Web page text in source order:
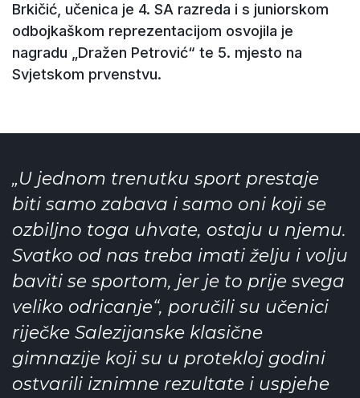
Brkičić, učenica je 4. SA razreda i s juniorskom
odbojkaškom reprezentacijom osvojila je
nagradu „Dražen Petrović“ te 5. mjesto na
Svjetskom prvenstvu.
„U jednom trenutku sport prestaje
biti samo zabava i samo oni koji se
ozbiljno toga uhvate, ostaju u njemu.
Svatko od nas treba imati želju i volju
baviti se sportom, jer je to prije svega
veliko odricanje“, poručili su učenici
riječke Salezijanske klasične
gimnazije koji su u protekloj godini
ostvarili iznimne rezultate i uspjehe